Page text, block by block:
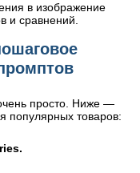
в изображение
и сравнений.
просто. Ниже —
популярных товаров: